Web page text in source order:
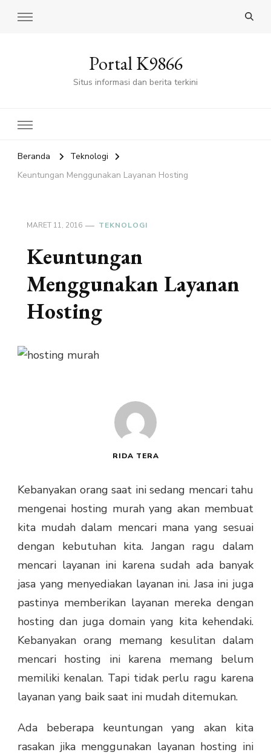
Portal K9866
Situs informasi dan berita terkini
Beranda
Teknologi
Keuntungan Menggunakan Layanan Hosting
MARET 11, 2016 TEKNOLOGI
Keuntungan
Menggunakan Layanan
Hosting
RIDA TERA
Kebanyakan orang saat ini sedang mencari tahu
mengenai hosting murah yang akan membuat
kita mudah dalam mencari mana yang sesuai
dengan kebutuhan kita. Jangan ragu dalam
mencari layanan ini karena sudah ada banyak
jasa yang menyediakan layanan ini. Jasa ini juga
pastinya memberikan layanan mereka dengan
hosting dan juga domain yang kita kehendaki.
Kebanyakan orang memang kesulitan dalam
mencari hosting ini karena memang belum
memiliki kenalan. Tapi tidak perlu ragu karena
layanan yang baik saat ini mudah ditemukan.
Ada beberapa keuntungan yang akan kita
rasakan jika menggunakan layanan hosting ini